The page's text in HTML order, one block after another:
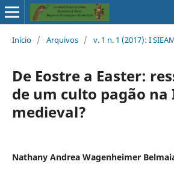
Início / Arquivos / v. 1 n. 1 (2017): I
De Eostre a Easter:
de um culto pagão
medieval?
Nathany Andrea Wagenheimer